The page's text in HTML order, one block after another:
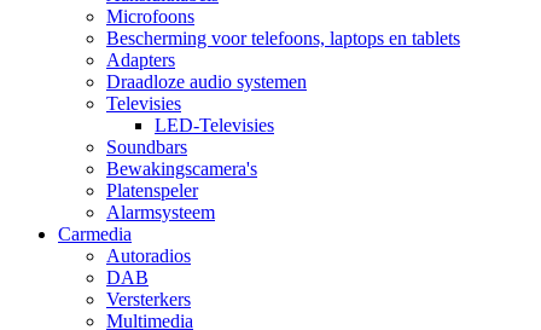
Microfoons
Bescherming voor telefoons, laptops en tablets
Adapters
Draadloze audio systemen
Televisies
LED-Televisies
Soundbars
Bewakingscamera's
Platenspeler
Alarmsysteem
Carmedia
Autoradios
DAB
Versterkers
Multimedia